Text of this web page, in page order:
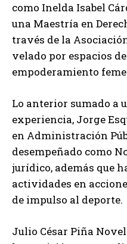
como Inelda Isabel
una Maestría en
través de la
velado por espacios
empoderamiento
Lo anterior sumado a
experiencia, Jorge
en Administración
desempeñado como
jurídico, además que
actividades en
de impulso al deporte.
Julio César Piña